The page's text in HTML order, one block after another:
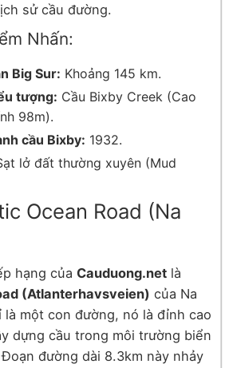
sử cầu đường.
Nhấn:
Big Sur: Khoảng 145 km.
tượng: Cầu Bixby Creek (Cao
98m).
cầu Bixby: 1932.
lở đất thường xuyên (Mud
Ocean Road (Na
hạng của Cauduong.net là
(Atlanterhavsveien) của Na
là một con đường, nó là đỉnh cao
dựng cầu trong môi trường biển
đường dài 8.3km này nhảy